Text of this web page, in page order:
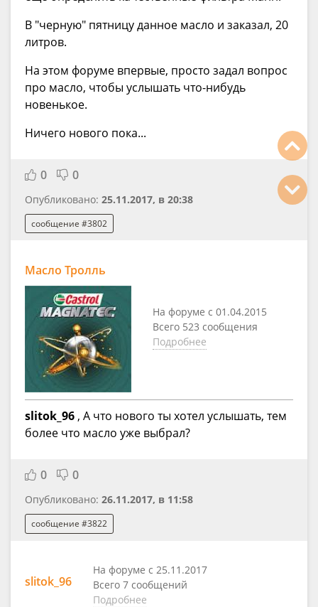
В "черную" пятницу данное масло и заказал, 20
литров.
На этом форуме впервые, просто задал вопрос
про масло, чтобы услышать что-нибудь
новенькое.
Ничего нового пока...
0 0
Опубликовано: 25.11.2017, в 20:38
сообщение #3802
Масло Тролль
На форуме с 01.04.2015
Всего 523 сообщения
Подробнее
slitok_96 , А что нового ты хотел услышать, тем
более что масло уже выбрал?
0 0
Опубликовано: 26.11.2017, в 11:58
сообщение #3822
slitok_96
На форуме с 25.11.2017
Всего 7 сообщений
Подробнее